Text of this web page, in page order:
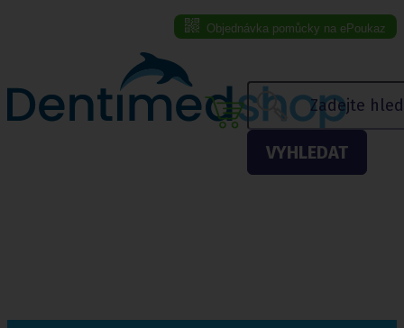
Objednávka pomůcky na ePoukaz
VYHLEDAT